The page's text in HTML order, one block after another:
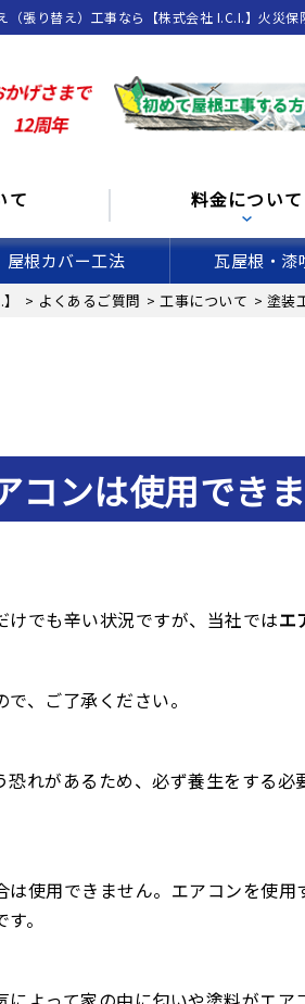
張り替え）工事なら【株式会社 I.C.I.】火災
て 料金について
屋根カバー工法 瓦屋根・漆
> よくあるご質問 > 工事について > 塗装
コンは使用でき
でも辛い状況ですが、当社ではエ
、ご了承ください。
れがあるため、必ず養生をする必
使用できません。エアコンを使用
。